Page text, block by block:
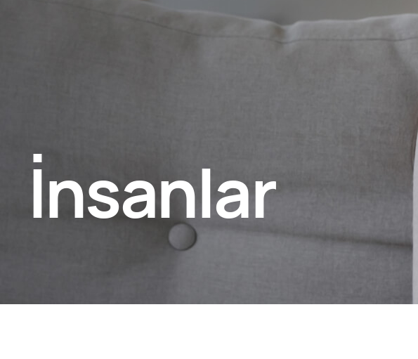
İnsanlar